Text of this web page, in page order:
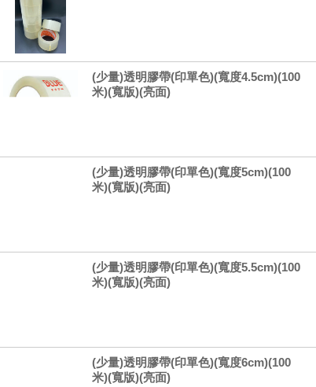
(少量)透明膠帶(印單色)(寬度4.5cm)(100
米)(寬版)(亮面)
(少量)透明膠帶(印單色)(寬度5cm)(100
米)(寬版)(亮面)
(少量)透明膠帶(印單色)(寬度5.5cm)(100
米)(寬版)(亮面)
(少量)透明膠帶(印單色)(寬度6cm)(100
米)(寬版)(亮面)